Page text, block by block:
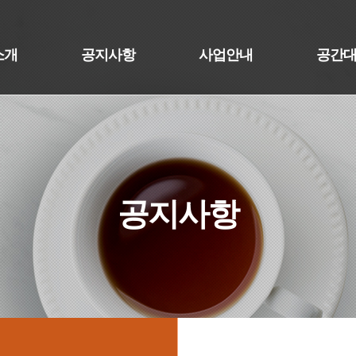
공지사항 사업안내 공간
공지사항